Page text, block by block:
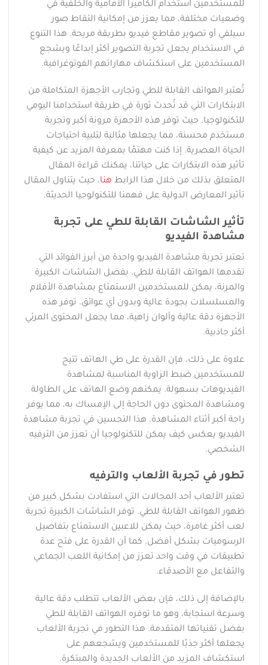
للمستخدمين استخدام الكاميرا الأمامية والخلفية في
وضعيات مختلفة، مما يعزز من إمكانية التقاط صور
سيلفي أو تصوير مقاطع فيديو بطريقة مريحة. هذا التنوع
في الاستخدام يجعل تجربة التصوير أكثر إبداعًا ويشجع
المستخدمين على استكشاف مهاراتهم الفوتوغرافية.
تُعتبر الهواتف القابلة للطي وتجارب الأجهزة المتكاملة من
الابتكارات التي قد تُحدث ثورة في طريقة استخدامنا اليومي
للتكنولوجيا. حيث توفر هذه الأجهزة مرونة أكبر وتجربة
مستخدم محسنة، مما يجعلها مثالية لتلبية احتياجات
الحياة العصرية. إذا كنت مهتمًا بمعرفة المزيد عن كيفية
تأثير هذه الابتكارات على حياتنا، يمكنك قراءة المقال
المتعلق بذلك من خلال هذا الرابط هنا، حيث يتناول المقال
تأثير المعارض الدولية على فهمنا للتكنولوجيا الحديثة.
تأثير الشاشات القابلة للطي على تجربة
مشاهدة الفيديو
تعتبر تجربة مشاهدة الفيديو واحدة من أبرز الفوائد التي
تقدمها الهواتف القابلة للطي. بفضل الشاشات الكبيرة
والمرنة، يمكن للمستخدمين الاستمتاع بمشاهدة الأفلام
والمسلسلات بجودة عالية وبدون أي عوائق. توفر هذه
الأجهزة دقة عالية وألوان زاهية، مما يجعل المحتوى المرئي
أكثر جاذبية.
علاوة على ذلك، فإن القدرة على طي الهاتف تتيح
للمستخدمين ضبط الزاوية المناسبة لمشاهدة
الفيديوهات بسهولة. يمكنهم وضع الهاتف على الطاولة
ومشاهدة المحتوى دون الحاجة إلى الإمساك به، مما يوفر
راحة أكبر أثناء المشاهدة. هذا التحسين في تجربة مشاهدة
الفيديو يعكس كيف يمكن للتكنولوجيا أن تعزز من الترفيه
الشخصي.
تطور في تجربة الألعاب والترفيه
تعتبر الألعاب أحد المجالات التي استفادت بشكل كبير من
ظهور الهواتف القابلة للطي. توفر الشاشات الكبيرة تجربة
لعب أكثر غامرة، حيث يمكن للاعبين الاستمتاع بتفاصيل
الرسوميات بشكل أفضل. كما أن القدرة على فتح عدة
تطبيقات في وقت واحد تعزز من إمكانية اللعب الجماعي
والتفاعل مع الأصدقاء.
بالإضافة إلى ذلك، فإن بعض الألعاب تتطلب دقة عالية
وسرعة استجابة، وهو ما توفره الهواتف القابلة للطي
بفضل تقنياتها المتقدمة. هذا التطور في تجربة الألعاب
يجعلها أكثر جذبًا للمستخدمين ويشجعهم على
استكشاف المزيد من الألعاب الجديدة والمبتكرة.